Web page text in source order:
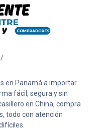
en Panamá a importar
fácil, segura y sin
en China, compra
todo con atención